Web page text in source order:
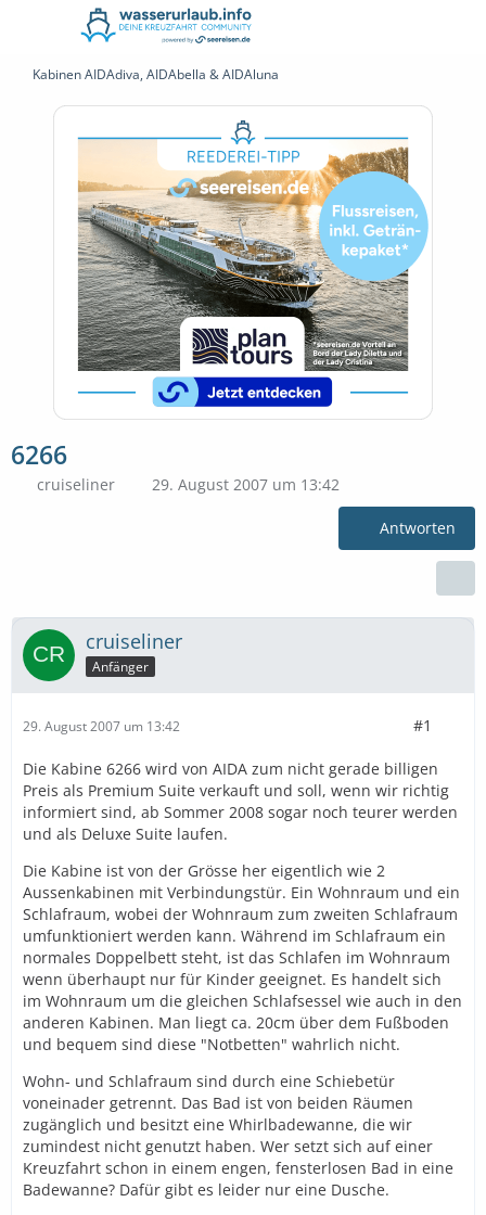
Kabinen AIDAdiva, AIDAbella & AIDAluna
6266
cruiseliner 29. August 2007 um 13:42
Antworten
cruiseliner
Anfänger
29. August 2007 um 13:42 #1
Die Kabine 6266 wird von AIDA zum nicht gerade billigen
Preis als Premium Suite verkauft und soll, wenn wir richtig
informiert sind, ab Sommer 2008 sogar noch teurer werden
und als Deluxe Suite laufen.
Die Kabine ist von der Grösse her eigentlich wie 2
Aussenkabinen mit Verbindungstür. Ein Wohnraum und ein
Schlafraum, wobei der Wohnraum zum zweiten Schlafraum
umfunktioniert werden kann. Während im Schlafraum ein
normales Doppelbett steht, ist das Schlafen im Wohnraum
wenn überhaupt nur für Kinder geeignet. Es handelt sich
im Wohnraum um die gleichen Schlafsessel wie auch in den
anderen Kabinen. Man liegt ca. 20cm über dem Fußboden
und bequem sind diese "Notbetten" wahrlich nicht.
Wohn- und Schlafraum sind durch eine Schiebetür
voneinader getrennt. Das Bad ist von beiden Räumen
zugänglich und besitzt eine Whirlbadewanne, die wir
zumindest nicht genutzt haben. Wer setzt sich auf einer
Kreuzfahrt schon in einem engen, fensterlosen Bad in eine
Badewanne? Dafür gibt es leider nur eine Dusche.